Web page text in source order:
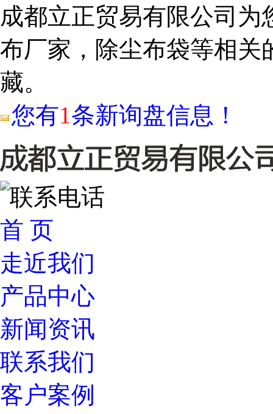
成都立正贸易有限公司为
布厂家，除尘布袋等相关
藏。
您有1条新询盘信息！
首 页
走近我们
产品中心
新闻资讯
联系我们
客户案例